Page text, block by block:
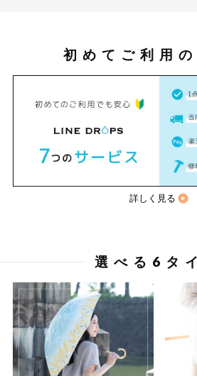
初めてご利用
詳しく見る
選べる6タ